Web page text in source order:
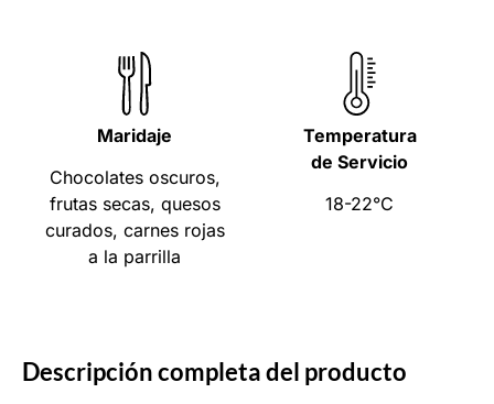
Maridaje
Chocolates oscuros,
frutas secas, quesos
curados, carnes rojas
a la parrilla
Temperatura
de Servicio
18-22°C
Descripción completa del producto